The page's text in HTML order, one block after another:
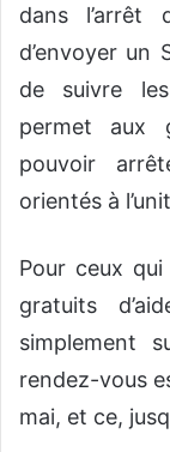
dans l’arrêt
d’envoyer un
de suivre
permet aux
pouvoir
orientés à
Pour ceux
gratuits
simplement
rendez-vous
mai, et ce,